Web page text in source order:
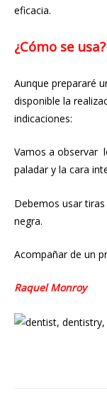
eficacia.
¿Cómo se usa?
Aunque prepararé
disponible la
indicaciones:
Vamos a observar
paladar y la cara
Debemos usar
negra.
Acompañar de un
Raquel Monroy